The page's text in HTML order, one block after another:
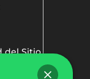
del Sitio